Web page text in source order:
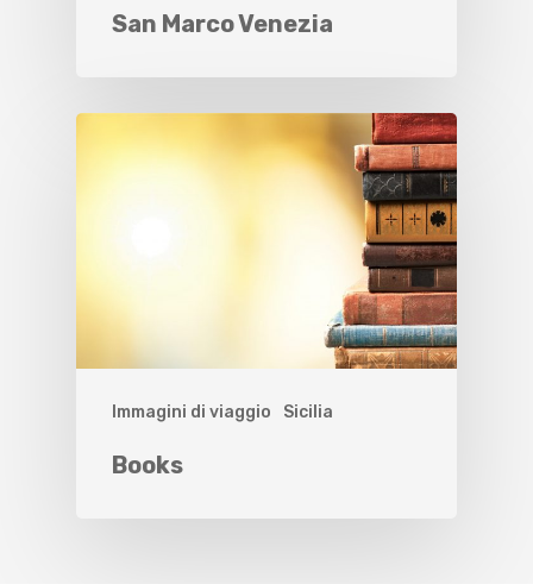
San Marco Venezia
Immagini di viaggio Sicilia
Books